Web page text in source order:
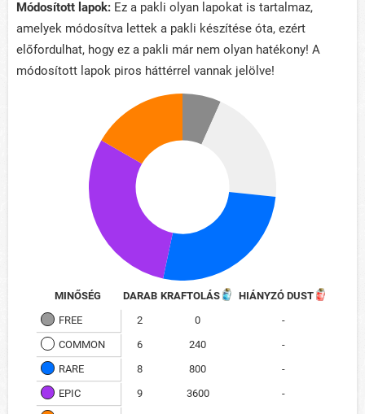
Módosított lapok: Ez a pakli olyan lapokat is tartalmaz,
amelyek módosítva lettek a pakli készítése óta, ezért
előfordulhat, hogy ez a pakli már nem olyan hatékony! A
módosított lapok piros háttérrel vannak jelölve!
MINŐSÉG DARAB KRAFTOLÁS
HIÁNYZÓ DUST
FREE
2 0
-
COMMON
6 240
-
RARE
8 800
-
EPIC
9 3600
-